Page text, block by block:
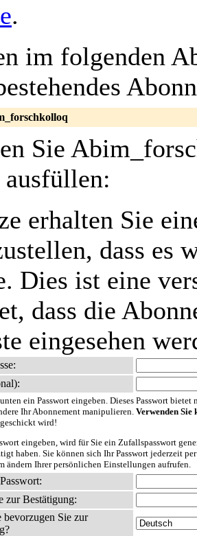
.
im folgenden
Sie
erhalten Sie
dass es
Dies ist eine
dass die
eingesehen
ein Passwort eingeben. Dieses Passwort
Ihr Abonnement manipulieren. Verwenden Sie
wird!
eingeben, wird für Sie ein Zufallspasswort
haben. Sie können sich Ihr Passwort jederzeit
ändern Ihrer persönlichen Einstellungen aufrufen.
zur Bestätigung:
bevorzugen Sie zur